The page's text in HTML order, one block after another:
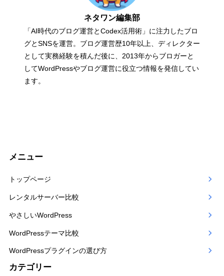
ネタワン編集部
「AI時代のブログ運営とCodex活用術」に注力したブロ
グとSNSを運営。ブログ運営歴10年以上、ディレクター
として実務経験を積んだ後に、2013年からブロガーと
してWordPressやブログ運営に役立つ情報を発信してい
ます。
メニュー
トップページ
レンタルサーバー比較
やさしいWordPress
WordPressテーマ比較
WordPressプラグインの選び方
カテゴリー